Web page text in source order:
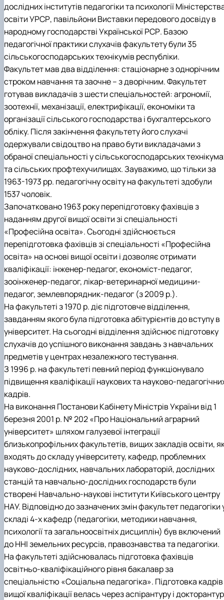
дослідних інститутів педагогіки та психології
освіти УРСР, павільйони Виставки передового досвіду в
народному господарстві Української РСР. Базою
педагогічної практики слухачів факультету були 35
сільськогосподарських технікумів республіки.
Факультет мав два відділення: стаціонарне з однорічним
строком навчання та заочне – з дворічним. Факультет
готував викладачів з шести спеціальностей: агрономії,
зоотехнії, механізації, електрифікації, економіки та
організації сільського господарства і бухгалтерського
обліку. Після закінчення факультету його слухачі
одержували свідоцтво на право бути викладачами з
обраної спеціальності у сільськогосподарських
та сільських профтехучилищах. Зауважимо, що тільки за
1963-1973 рр. педагогічну освіту на факультеті здобули
1537 чоловік.
Започатковано 1963 року перепідготовку фахівців з
наданням другої вищої освіти зі спеціальності
«Професійна освіта». Сьогодні здійснюється
перепідготовка фахівців зі спеціальності «Професійна
освіта» на основі вищої освіти і дозволяє отримати
кваліфікації: інженер-педагог, економіст-педагог,
зооінженер-педагог, лікар-ветеринарної медицини-
педагог, землевпорядник-педагог (з 2009 р.).
На факультеті з 1970 р. діє підготовче відділення,
завданням якого була підготовка абітурієнтів до вступу в
університет. На сьогодні відділення здійснює підготовку
слухачів до успішного виконання завдань з навчальних
предметів у центрах незалежного тестування.
З 1996 р. на факультеті певний період функціонувало
підвищення кваліфікації наукових та науково-
кадрів.
На виконання Постанови Кабінету Міністрів України від 1
березня 2001 р. № 202 «Про Національний аграрний
університет» шляхом галузевої інтеграції
близькопрофільних факультетів, вищих закладів освіти,
входять до складу університету, кафедр, проблемних
науково-дослідних, навчальних лабораторій, дослідних
станцій та навчально-дослідних господарств були
створені Навчально-наукові інститути Київського центру
НАУ. Відповідно до зазначених змін факультет педагогіки
складі 4-х кафедр (педагогіки, методики навчання,
психології та загальноосвітніх дисциплін) був включений
до ННІ земельних ресурсів, правознавства та педагогіки.
На факультеті здійснювалась підготовка фахівців
освітньо-кваліфікаційного рівня бакалавр за
спеціальністю «Соціальна педагогіка». Підготовка кадрів
вищої кваліфікації велась через аспірантуру і